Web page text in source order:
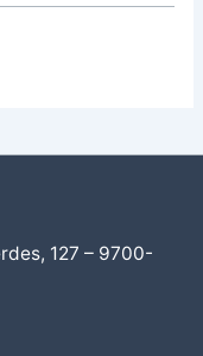
127 – 9700-